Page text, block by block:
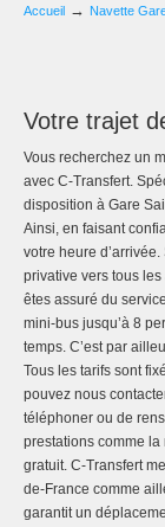
Accueil → Navette
Votre trajet
Vous recherchez un
avec C-Transfert.
disposition à Gare
Ainsi, en faisant
votre heure
privative vers tous
êtes assuré du
mini-bus jusqu’à 8
temps. C’est par
Tous les tarifs sont
pouvez nous
téléphoner ou de
prestations comme
gratuit. C-Transfert
de-France comme
garantit un